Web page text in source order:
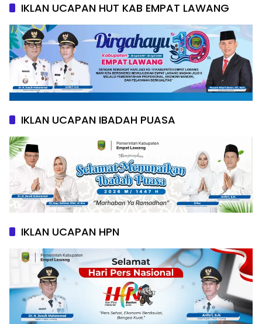
IKLAN UCAPAN HUT KAB EMPAT LAWANG
IKLAN UCAPAN IBADAH PUASA
IKLAN UCAPAN HPN